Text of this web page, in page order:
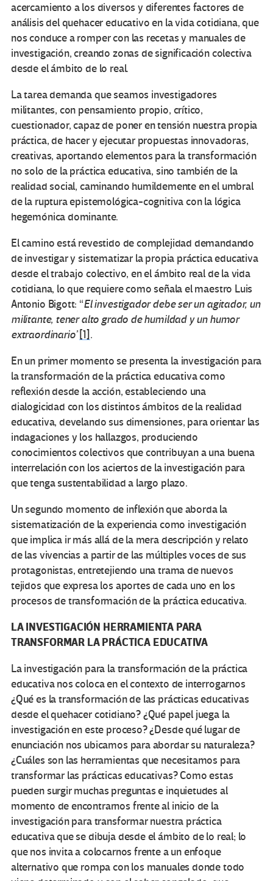
acercamiento a los diversos y diferentes factores de
análisis del quehacer educativo en la vida cotidiana, que
nos conduce a romper con las recetas y manuales de
investigación, creando zonas de significación colectiva
desde el ámbito de lo real.
La tarea demanda que seamos investigadores
militantes, con pensamiento propio, crítico,
cuestionador, capaz de poner en tensión nuestra propia
práctica, de hacer y ejecutar propuestas innovadoras,
creativas, aportando elementos para la transformación
no solo de la práctica educativa, sino también de la
realidad social, caminando humildemente en el umbral
de la ruptura epistemológica-cognitiva con la lógica
hegemónica dominante.
El camino está revestido de complejidad demandando
de investigar y sistematizar la propia práctica educativa
desde el trabajo colectivo, en el ámbito real de la vida
cotidiana, lo que requiere como señala el maestro Luis
Antonio Bigott: “El investigador debe ser un agitador, un
militante, tener alto grado de humildad y un humor
extraordinario”[1].
En un primer momento se presenta la investigación para
la transformación de la práctica educativa como
reflexión desde la acción, estableciendo una
dialogicidad con los distintos ámbitos de la realidad
educativa, develando sus dimensiones, para orientar las
indagaciones y los hallazgos, produciendo
conocimientos colectivos que contribuyan a una buena
interrelación con los aciertos de la investigación para
que tenga sustentabilidad a largo plazo.
Un segundo momento de inflexión que aborda la
sistematización de la experiencia como investigación
que implica ir más allá de la mera descripción y relato
de las vivencias a partir de las múltiples voces de sus
protagonistas, entretejiendo una trama de nuevos
tejidos que expresa los aportes de cada uno en los
procesos de transformación de la práctica educativa.
LA INVESTIGACIÓN HERRAMIENTA PARA
TRANSFORMAR LA PRÁCTICA EDUCATIVA
La investigación para la transformación de la práctica
educativa nos coloca en el contexto de interrogarnos
¿Qué es la transformación de las prácticas educativas
desde el quehacer cotidiano? ¿Qué papel juega la
investigación en este proceso? ¿Desde qué lugar de
enunciación nos ubicamos para abordar su naturaleza?
¿Cuáles son las herramientas que necesitamos para
transformar las prácticas educativas? Como estas
pueden surgir muchas preguntas e inquietudes al
momento de encontrarnos frente al inicio de la
investigación para transformar nuestra práctica
educativa que se dibuja desde el ámbito de lo real; lo
que nos invita a colocarnos frente a un enfoque
alternativo que rompa con los manuales donde todo